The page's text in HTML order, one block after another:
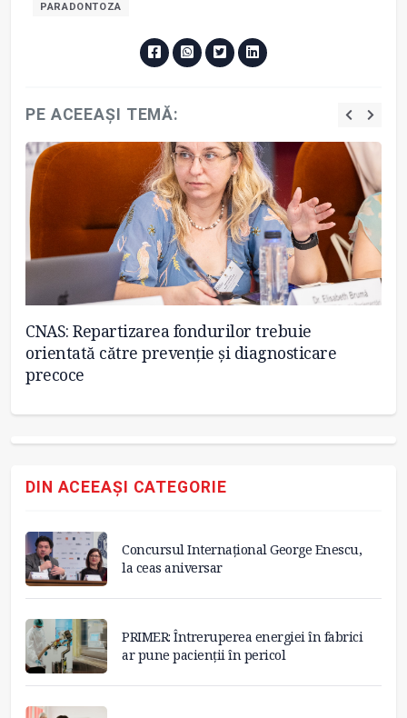
PARADONTOZA
PE ACEEAȘI TEMĂ:
CNAS: Repartizarea fondurilor trebuie
orientată către prevenție și diagnosticare
precoce
DIN ACEEAȘI CATEGORIE
Concursul Internațional George Enescu,
la ceas aniversar
PRIMER: Întreruperea energiei în fabrici
ar pune pacienții în pericol